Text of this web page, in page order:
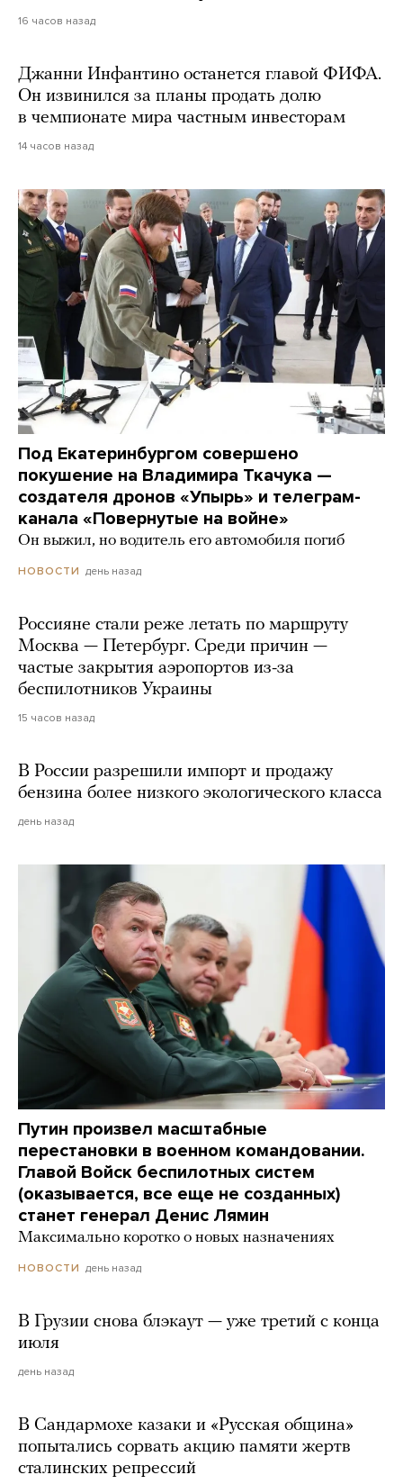
16 часов назад
Джанни Инфантино останется главой ФИФА.
Он извинился за планы продать долю
в чемпионате мира частным инвесторам
14 часов назад
Под Екатеринбургом совершено
покушение на Владимира Ткачука —
создателя дронов «Упырь» и телеграм-
канала «Повернутые на войне»
Он выжил, но водитель его автомобиля погиб
НОВОСТИ день назад
Россияне стали реже летать по маршруту
Москва — Петербург. Среди причин —
частые закрытия аэропортов из-за
беспилотников Украины
15 часов назад
В России разрешили импорт и продажу
бензина более низкого экологического класса
день назад
Путин произвел масштабные
перестановки в военном командовании.
Главой Войск беспилотных систем
(оказывается, все еще не созданных)
станет генерал Денис Лямин
Максимально коротко о новых назначениях
НОВОСТИ день назад
В Грузии снова блэкаут — уже третий с конца
июля
день назад
В Сандармохе казаки и «Русская община»
попытались сорвать акцию памяти жертв
сталинских репрессий